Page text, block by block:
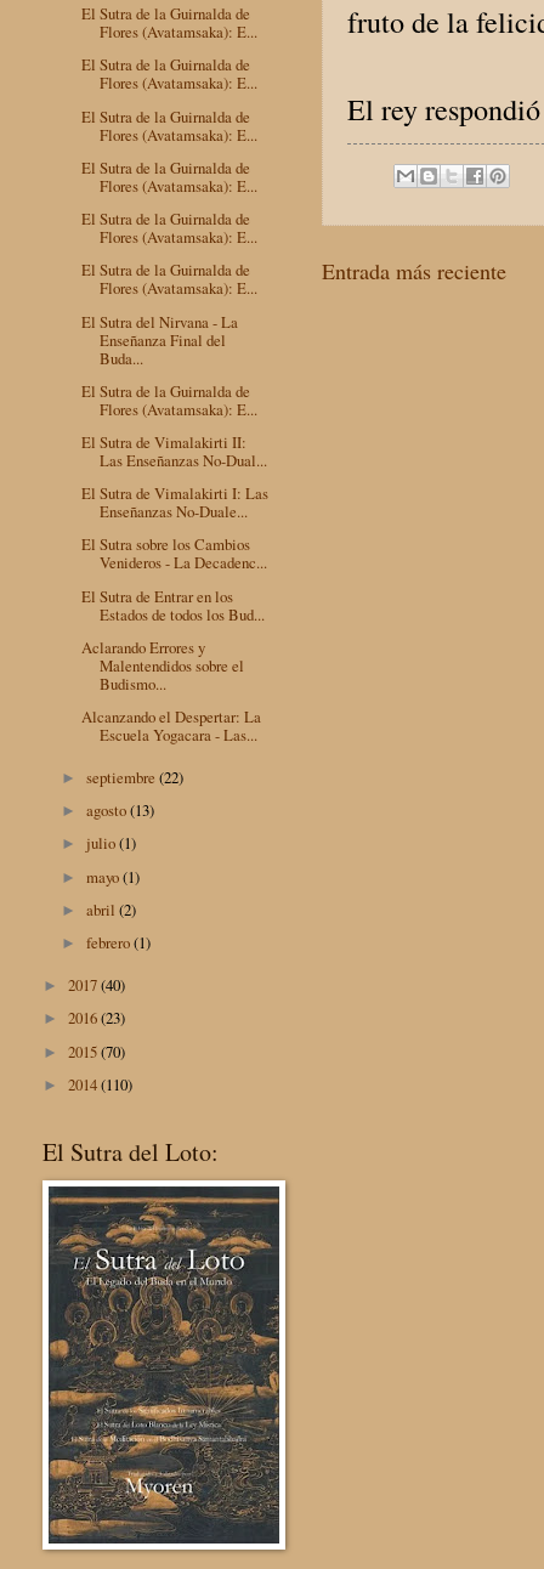
fruto de la
El rey
Entrada más reciente
El Sutra de la Guirnalda de
Flores (Avatamsaka): E...
El Sutra de la Guirnalda de
Flores (Avatamsaka): E...
El Sutra de la Guirnalda de
Flores (Avatamsaka): E...
El Sutra de la Guirnalda de
Flores (Avatamsaka): E...
El Sutra de la Guirnalda de
Flores (Avatamsaka): E...
El Sutra de la Guirnalda de
Flores (Avatamsaka): E...
El Sutra del Nirvana - La
Enseñanza Final del
Buda...
El Sutra de la Guirnalda de
Flores (Avatamsaka): E...
El Sutra de Vimalakirti II:
Las Enseñanzas No-Dual...
El Sutra de Vimalakirti I: Las
Enseñanzas No-Duale...
El Sutra sobre los Cambios
Venideros - La Decadenc...
El Sutra de Entrar en los
Estados de todos los Bud...
Aclarando Errores y
Malentendidos sobre el
Budismo...
Alcanzando el Despertar: La
Escuela Yogacara - Las...
►septiembre(22)
►agosto(13)
► julio(1)
►mayo(1)
►abril(2)
►febrero(1)
► 2017(40)
► 2016(23)
► 2015(70)
► 2014(110)
El Sutra del Loto: